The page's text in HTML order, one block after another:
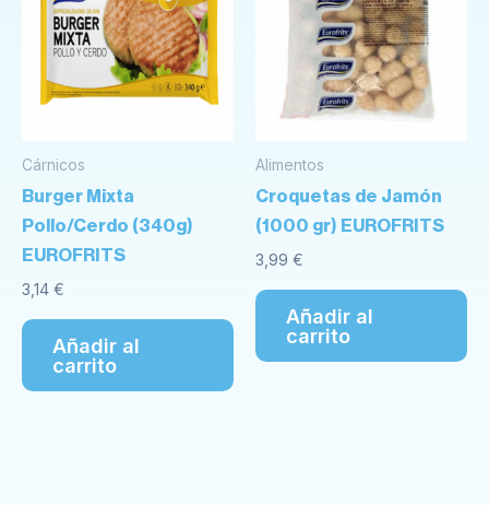
Cárnicos
Burger Mixta
Pollo/Cerdo (340g)
EUROFRITS
3,14 €
Añadir al
carrito
Alimentos
Croquetas de Jamón
(1000 gr) EUROFRITS
3,99 €
Añadir al
carrito